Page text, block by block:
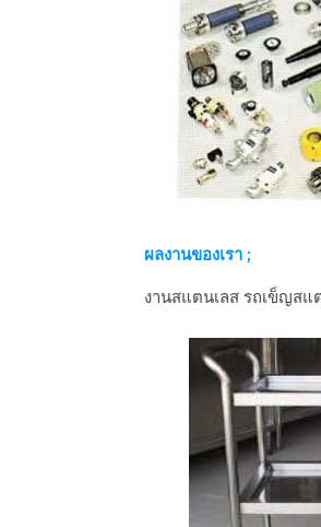
ผลงานของเรา ;
งานสแตนเลส รถเข็ญสแ